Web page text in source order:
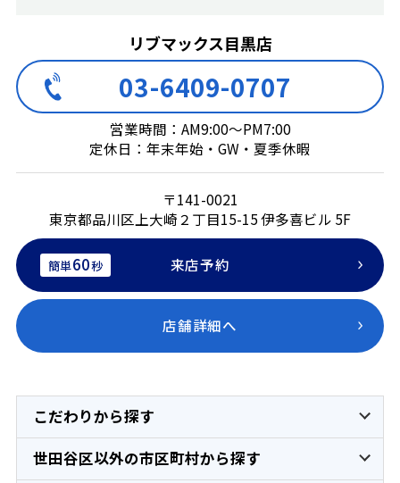
リブマックス目黒店
03-6409-0707
営業時間：AM9:00～PM7:00
定休日：年末年始・GW・夏季休暇
〒141-0021
東京都品川区上大崎２丁目15-15 伊多喜ビル 5F
簡単60秒 来店予約
店舗詳細へ
こだわりから探す
世田谷区以外の市区町村から探す